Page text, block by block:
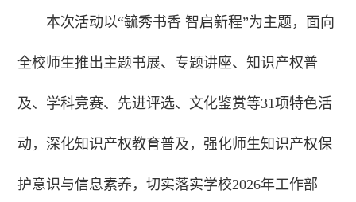
本次活动以“毓秀书香 智启新程”为主题，面向
全校师生推出主题书展、专题讲座、知识产权普
及、学科竞赛、先进评选、文化鉴赏等31项特色活
动，深化知识产权教育普及，强化师生知识产权保
护意识与信息素养，切实落实学校2026年工作部